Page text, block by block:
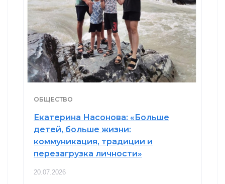
ОБЩЕСТВО
Екатерина Насонова: «Больше
детей, больше жизни:
коммуникация, традиции и
перезагрузка личности»
20.07.2026